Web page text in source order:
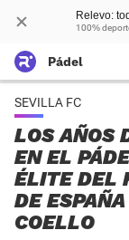
Relevo:
100%
Pádel
SEVILLA FC
LOS AÑOS
EN EL
ÉLITE DEL
DE
COELLO